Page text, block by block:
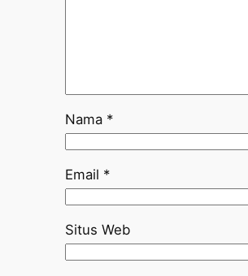
Nama *
Email *
Situs Web